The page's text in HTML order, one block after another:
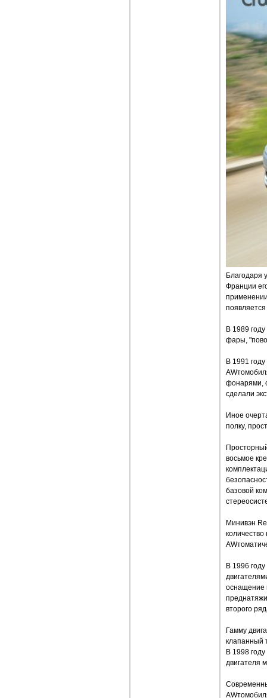
Благодаря
Франции
В 1989
фары,
В 1991
фонарями,
сделали
Иное
полку,
восьмое
базовой
Минивэн
В 1996
оснащение
второго
Гамму
клапанный
В 1998
двигателя